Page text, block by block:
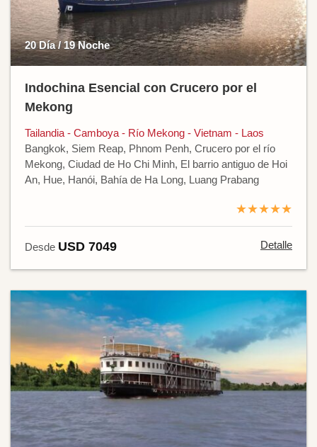
20 Día / 19 Noche
Indochina Esencial con Crucero por el
Mekong
Tailandia - Camboya - Río Mekong - Vietnam - Laos
Bangkok, Siem Reap, Phnom Penh, Crucero por el río
Mekong, Ciudad de Ho Chi Minh, El barrio antiguo de Hoi
An, Hue, Hanói, Bahía de Ha Long, Luang Prabang
★★★★★
Desde USD 7049 Detalle